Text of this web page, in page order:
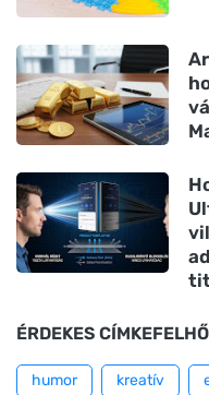
ÉRDEKES CÍMKEFELHŐ
humor kreatív